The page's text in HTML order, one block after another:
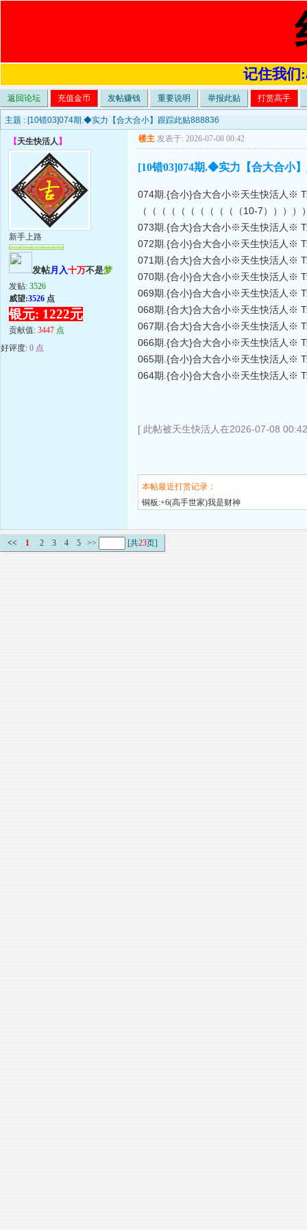
记住我们
返回论坛 充值金币 发帖赚钱 重要说明 举报此贴 打赏高手
主题 : [10错03]074期.◆实力【合大合小】跟踪此贴888836
【天生快活人 】
新手上路
发帖月入十万不是梦
发贴: 3526
威望:3526 点
银元: 1222元
贡献值: 3447 点
好评度: 0 点
楼主 发表于: 2026-07-08 00:42
[10错03]074期.◆实力【合大合小
074期.{合小}合大合小※天生快活人※
（（（（（（（（（（（10-7））））
073期.{合大}合大合小※天生快活人※
072期.{合小}合大合小※天生快活人※
071期.{合大}合大合小※天生快活人※
070期.{合小}合大合小※天生快活人※
069期.{合小}合大合小※天生快活人※
068期.{合大}合大合小※天生快活人※
067期.{合大}合大合小※天生快活人※
066期.{合大}合大合小※天生快活人※
065期.{合小}合大合小※天生快活人※
064期.{合小}合大合小※天生快活人※
[ 此帖被天生快活人在2026-07-08
本帖最近打赏记录：
铜板:+6(高手世家)我是财神
<< 1 2 3 4 5 >> [共23页]